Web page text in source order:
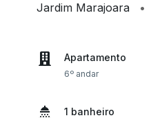
Jardim Marajoara •
Apartamento
6º andar
1 banheiro